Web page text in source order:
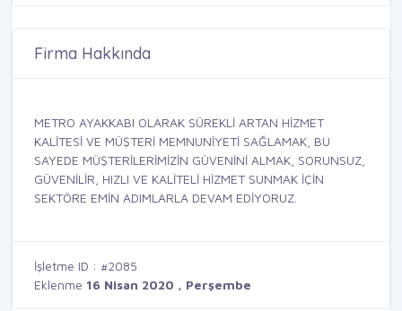
Firma Hakkında
METRO AYAKKABI OLARAK SÜREKLİ ARTAN HİZMET
KALİTESİ VE MÜŞTERİ MEMNUNİYETİ SAĞLAMAK, BU
SAYEDE MÜŞTERİLERİMİZİN GÜVENİNİ ALMAK, SORUNSUZ,
GÜVENİLİR, HIZLI VE KALİTELİ HİZMET SUNMAK İÇİN
SEKTÖRE EMİN ADIMLARLA DEVAM EDİYORUZ.
İşletme ID : #2085
Eklenme 16 Nisan 2020 , Perşembe